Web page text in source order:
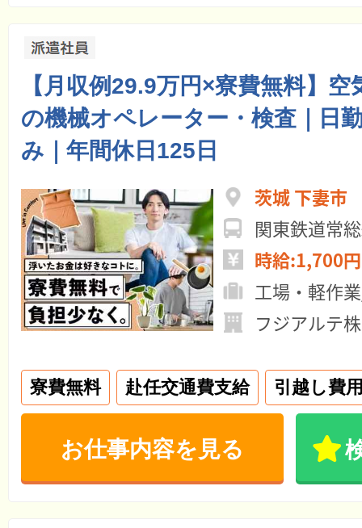
【月収例29.9万円×寮費無料】空
の機械オペレーター・検査｜日
み｜年間休日125日
茨城 下妻市
時給:1,700
工場・軽作
フジアルテ
寮費無料 赴任交通費支給 引越し費
お仕事内容を見る